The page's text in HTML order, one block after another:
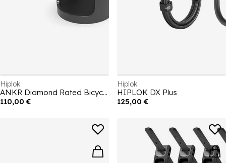
Hiplok
ANKR Diamond Rated Bicycle Anchor
110,00 €
Hiplok
HIPLOK DX Plus
125,00 €